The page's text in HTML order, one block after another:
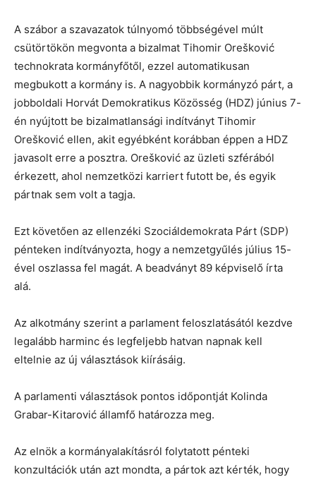
A szábor a szavazatok túlnyomó többségével múlt
csütörtökön megvonta a bizalmat Tihomir Orešković
technokrata kormányfőtől, ezzel automatikusan
megbukott a kormány is. A nagyobbik kormányzó párt, a
jobboldali Horvát Demokratikus Közösség (HDZ) június 7-
én nyújtott be bizalmatlansági indítványt Tihomir
Orešković ellen, akit egyébként korábban éppen a HDZ
javasolt erre a posztra. Orešković az üzleti szférából
érkezett, ahol nemzetközi karriert futott be, és egyik
pártnak sem volt a tagja.
Ezt követően az ellenzéki Szociáldemokrata Párt (SDP)
pénteken indítványozta, hogy a nemzetgyűlés július 15-
ével oszlassa fel magát. A beadványt 89 képviselő írta
alá.
Az alkotmány szerint a parlament feloszlatásától kezdve
legalább harminc és legfeljebb hatvan napnak kell
eltelnie az új választások kiírásáig.
A parlamenti választások pontos időpontját Kolinda
Grabar-Kitarović államfő határozza meg.
Az elnök a kormányalakításról folytatott pénteki
konzultációk után azt mondta, a pártok azt kérték, hogy